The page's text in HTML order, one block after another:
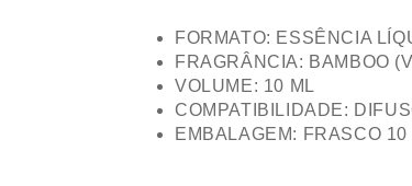
FORMATO: ESSÊNCIA
FRAGRÂNCIA: BAMBOO
VOLUME: 10 ML
COMPATIBILIDADE:
EMBALAGEM: FRASCO 10